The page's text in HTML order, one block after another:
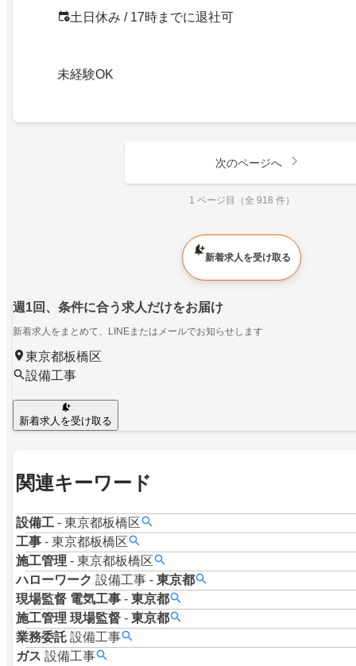
土日休み / 17時までに退社可
未経験OK
次のページへ
1 ページ目（全 918 件）
新着求人を受け取る
週1回、条件に合う求人だけをお届け
新着求人をまとめて、LINEまたはメールでお知らせします
東京都板橋区
設備工事
新着求人を受け取る
関連キーワード
設備工 - 東京都板橋区
工事 - 東京都板橋区
施工管理 - 東京都板橋区
ハローワーク 設備工事 - 東京都
現場監督 電気工事 - 東京都
施工管理 現場監督 - 東京都
業務委託 設備工事
ガス 設備工事